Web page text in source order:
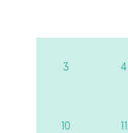
3 4
10 11